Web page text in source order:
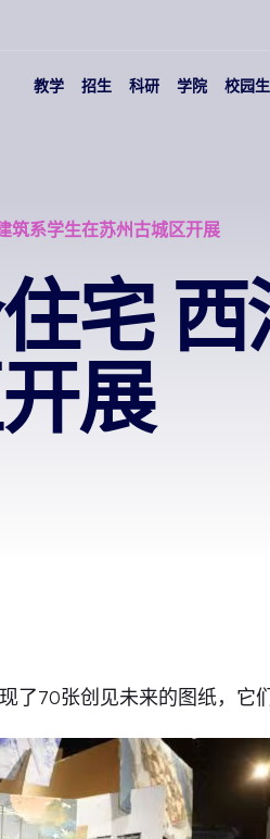
教学 招生 科研 学院 校园
筑系学生在苏州古城区开展
宅
展
70张创见未来的图纸，它